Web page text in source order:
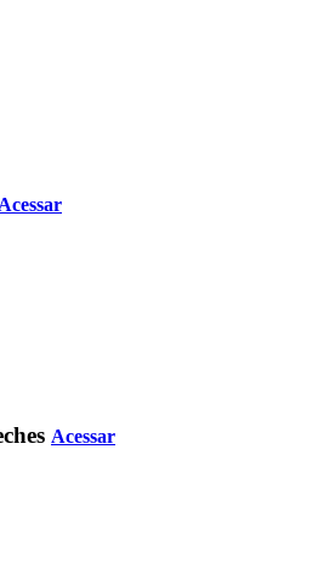
Acessar
Acessar